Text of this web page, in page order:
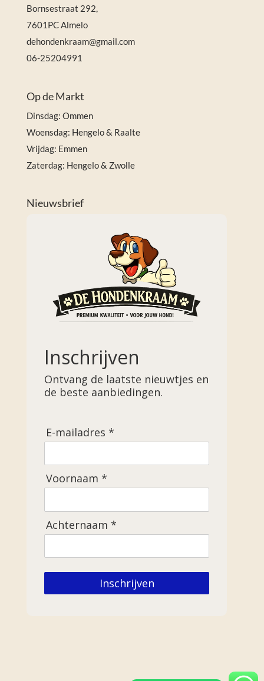
Bornsestraat 292,
7601PC Almelo
dehondenkraam@gmail.com
06-25204991
Op de Markt
Dinsdag: Ommen
Woensdag: Hengelo & Raalte
Vrijdag: Emmen
Zaterdag: Hengelo & Zwolle
Nieuwsbrief
Inschrijven
Ontvang de laatste nieuwtjes en
de beste aanbiedingen.
E-mailadres *
Voornaam *
Achternaam *
Inschrijven